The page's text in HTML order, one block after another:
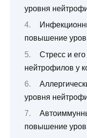
уровня
повышение
Стресс и
нейтрофилов у
уровня
повышение